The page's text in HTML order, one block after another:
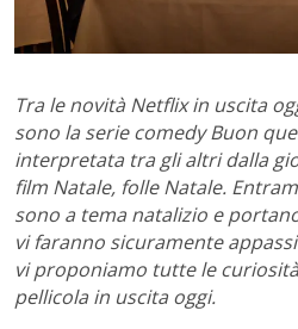
Tra le novità Netflix in uscita
sono la serie comedy Buon
interpretata tra gli altri dalla
film Natale, folle Natale.
sono a tema natalizio e
vi faranno sicuramente
vi proponiamo tutte le
pellicola in uscita oggi.